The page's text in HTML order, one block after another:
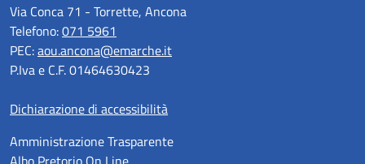
Via Conca 71 - Torrette, Ancona
Telefono:071 5961
PEC:aou.ancona@emarche.it
P.Iva e C.F. 01464630423
Dichiarazione di accessibilità
Amministrazione Trasparente